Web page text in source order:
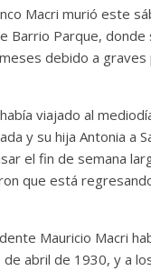
Macri murió este
Barrio Parque,
debido a
viajado al
y su hija Antonia a
el fin de semana
que está
Mauricio Macri
de abril de 1930, y a